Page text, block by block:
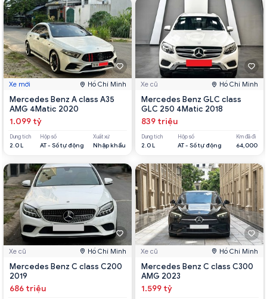
Xe mới Hồ Chí Minh
Mercedes Benz A class A35
AMG 4Matic 2020
1.099 tỷ
Dung tích
2.0 L
Hộp số
AT - Số tự động
Xuất xứ
Nhập khẩu
Xe cũ Hồ Chí Minh
Mercedes Benz C class C200
2019
686 triệu
Xe cũ Hồ Chí Minh
Mercedes Benz GLC class
GLC 250 4Matic 2018
839 triệu
Dung tích
2.0 L
Hộp số
AT - Số tự động
Km đã đi
64,000
Xe cũ Hồ Chí Minh
Mercedes Benz C class C300
AMG 2023
1.599 tỷ